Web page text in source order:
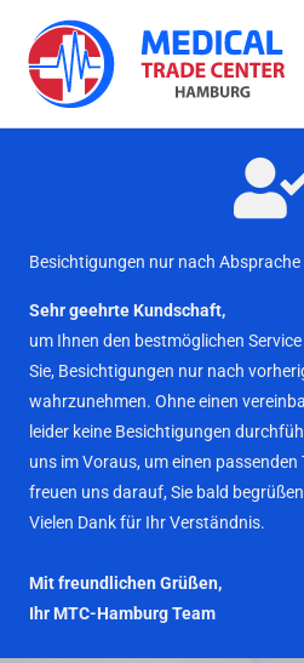
Inhalt
springen
Besichtigungen nur nach Absprache
Sehr geehrte Kundschaft,
um Ihnen den bestmöglichen
Sie, Besichtigungen nur nach
wahrzunehmen. Ohne einen
leider keine Besichtigungen
uns im Voraus, um einen
freuen uns darauf, Sie bald
Vielen Dank für Ihr Verständnis.
Mit freundlichen Grüßen,
Ihr MTC-Hamburg Team